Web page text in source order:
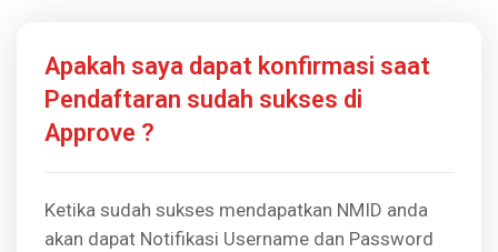
Apakah saya dapat konfirmasi saat
Pendaftaran sudah sukses di
Approve ?
Ketika sudah sukses mendapatkan NMID anda
akan dapat Notifikasi Username dan Password